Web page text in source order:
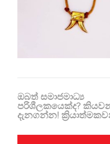
ඔබත් සමාජමාධ්‍ය
පරිශීලකයෙක්ද?
දැනගන්න!